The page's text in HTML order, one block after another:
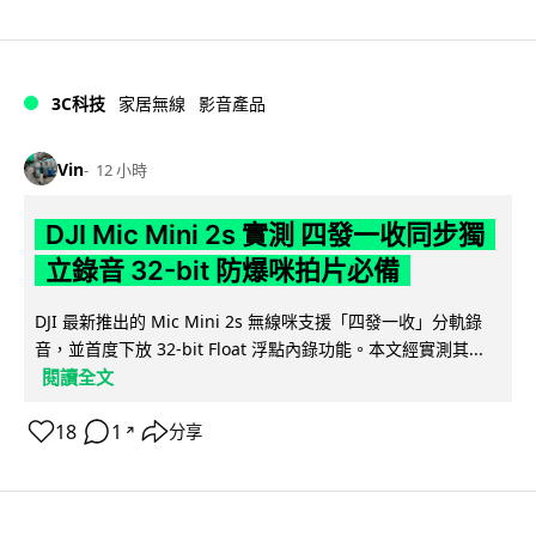
3C科技 家居無線 影音產品
Vin 12 小時
DJI Mic Mini 2s 實測 四發一收同步獨
立錄音 32-bit 防爆咪拍片必備
DJI 最新推出的 Mic Mini 2s 無線咪支援「四發一收」分軌錄
音，並首度下放 32-bit Float 浮點內錄功能。本文經實測其...
閱讀全文
18 1 ↗ 分享